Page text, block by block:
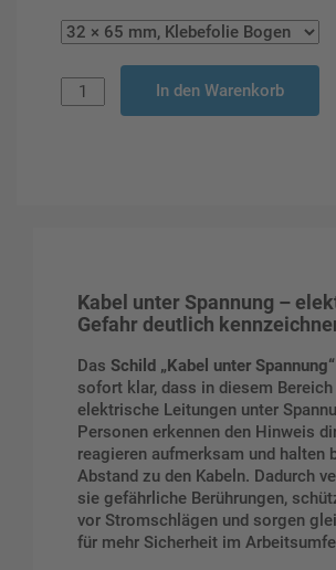
In den Warenkorb
Kabel unter Spannung –
Gefahr deutlich
Das Schild „Kabel unter Spannung“
sofort klar, dass in diesem Bereich
elektrische Leitungen unter
Personen erkennen den Hinweis
reagieren aufmerksam und halten
Abstand zu den Kabeln. Dadurch
sie gefährliche Berührungen,
vor Stromschlägen und sorgen
für mehr Sicherheit im